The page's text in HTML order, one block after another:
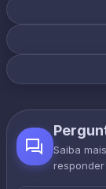
Saiba
responder